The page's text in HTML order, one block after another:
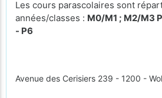
Les cours parascolaires sont
années/classes : M0/M1 ; M2/M3
- P6
Avenue des Cerisiers 239 - 1200 -